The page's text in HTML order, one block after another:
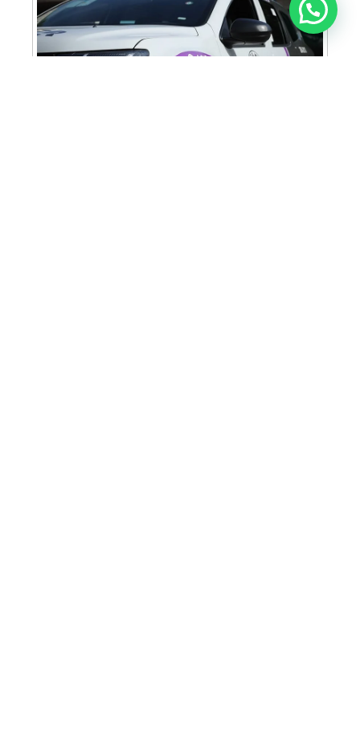
Anunciar ou recomendar matéria